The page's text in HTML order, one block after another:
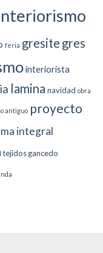
feria gresite gres
interiorista
lamina navidad obra
antiguo proyecto
integral
tejidos gancedo